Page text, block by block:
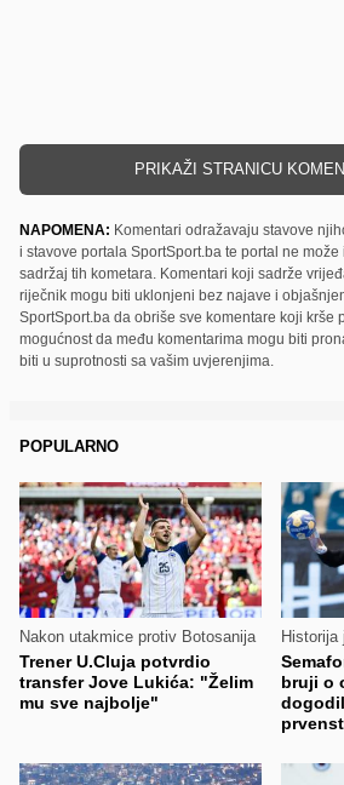
PRIKAŽI STRANICU
NAPOMENA: Komentari odražavaju stavove
i stavove portala SportSport.ba te portal ne
sadržaj tih kometara. Komentari koji sadrže
riječnik mogu biti uklonjeni bez najave i
SportSport.ba da obriše sve komentare koji krše
mogućnost da među komentarima mogu biti
biti u suprotnosti sa vašim uvjerenjima.
POPULARNO
Nakon utakmice protiv Botosanija
Trener U.Cluja potvrdio
transfer Jove Lukića: "Želim
mu sve najbolje"
Historija
bruji o